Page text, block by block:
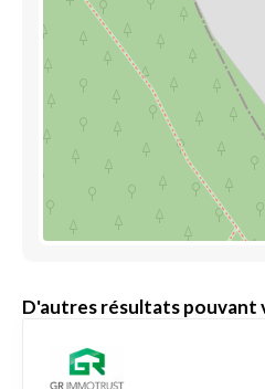
D'autres résultats pouvant